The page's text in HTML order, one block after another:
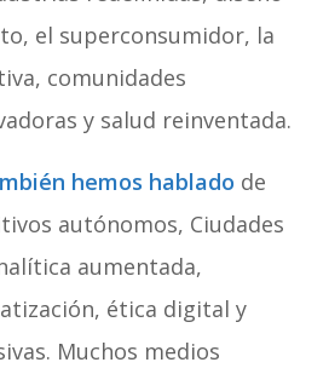
el superconsumidor, la
comunidades
y salud reinventada.
hemos hablado de
autónomos, Ciudades
aumentada,
ética digital y
Muchos medios